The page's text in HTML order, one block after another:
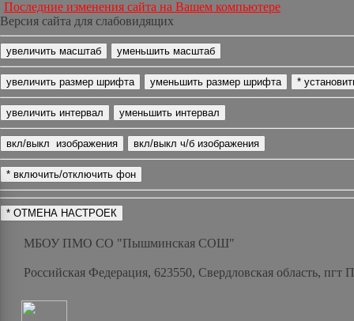
Последние изменения сайта на Вашем компьютере
Версия сайта для слабовидящих
МБОУ ПМО СО "Пышминская СОШ"
Российская Федерация, 623550, Свердловская область,